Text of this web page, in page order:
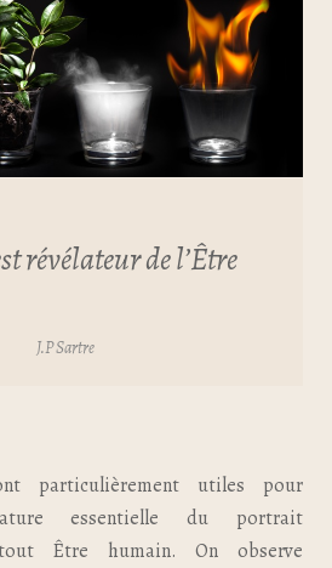
révélateur de l’Être
J.P Sartre
particulièrement utiles pour
essentielle du portrait
Être humain. On observe